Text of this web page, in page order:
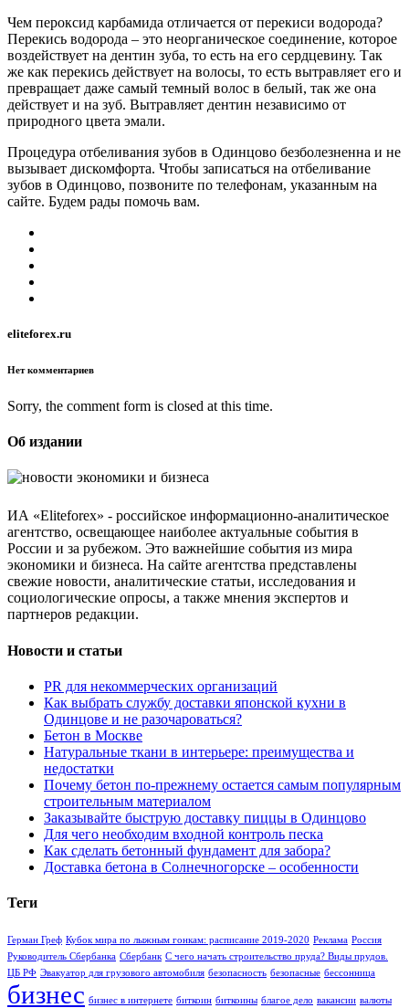
Чем пероксид карбамида отличается от перекиси водорода?
Перекись водорода – это неорганическое соединение, которое
воздействует на дентин зуба, то есть на его сердцевину. Так
же как перекись действует на волосы, то есть вытравляет его и
превращает даже самый темный волос в белый, так же она
действует и на зуб. Вытравляет дентин независимо от
природного цвета эмали.
Процедура отбеливания зубов в Одинцово безболезненна и не
вызывает дискомфорта. Чтобы записаться на отбеливание
зубов в Одинцово, позвоните по телефонам, указанным на
сайте. Будем рады помочь вам.
eliteforex.ru
Нет комментариев
Sorry, the comment form is closed at this time.
Об издании
ИА «Eliteforex» - российское информационно-аналитическое
агентство, освещающее наиболее актуальные события в
России и за рубежом. Это важнейшие события из мира
экономики и бизнеса. На сайте агентства представлены
свежие новости, аналитические статьи, исследования и
социологические опросы, а также мнения экспертов и
партнеров редакции.
Новости и статьи
PR для некоммерческих организаций
Как выбрать службу доставки японской кухни в
Одинцове и не разочароваться?
Бетон в Москве
Натуральные ткани в интерьере: преимущества и
недостатки
Почему бетон по-прежнему остается самым популярным
строительным материалом
Заказывайте быструю доставку пиццы в Одинцово
Для чего необходим входной контроль песка
Как сделать бетонный фундамент для забора?
Доставка бетона в Солнечногорске – особенности
Теги
Герман Греф Кубок мира по лыжным гонкам: расписание 2019-2020 Реклама Россия
Руководитель Сбербанка Сбербанк С чего начать строительство пруда? Виды прудов.
ЦБ РФ Эвакуатор для грузового автомобиля безопасность безопасные бессонница
бизнес бизнес в интернете биткоин биткоины благое дело вакансии валюты